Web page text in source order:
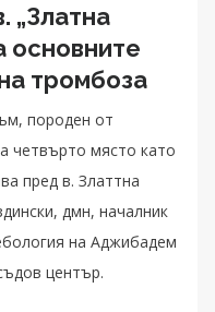
„Златна
основните
тромбоза
породен от
четвърто място като
пред в. Златтна
дмн, началник
на Аджибадем
център.